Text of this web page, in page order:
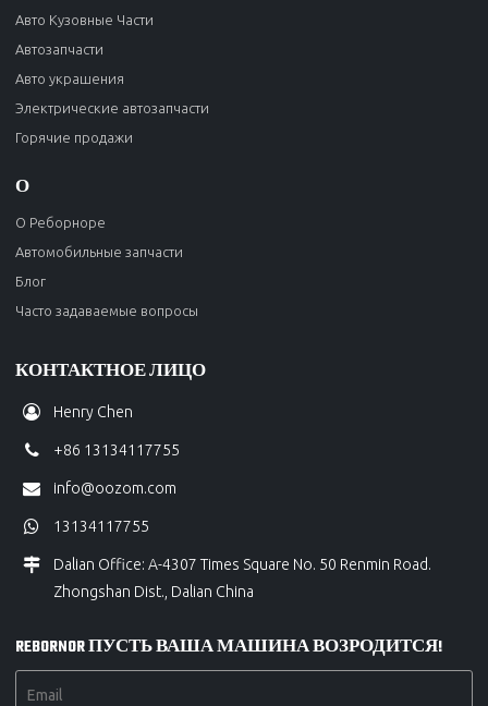
Авто Кузовные Части
Автозапчасти
Авто украшения
Электрические автозапчасти
Горячие продажи
О
О Реборноре
Автомобильные запчасти
Блог
Часто задаваемые вопросы
КОНТАКТНОЕ ЛИЦО
Henry Chen
+86 13134117755
info@oozom.com
13134117755
Dalian Office: A-4307 Times Square No. 50 Renmin Road.
Zhongshan Dist., Dalian China
REBORNOR ПУСТЬ ВАША МАШИНА ВОЗРОДИТСЯ!